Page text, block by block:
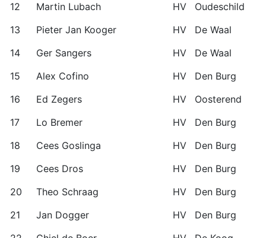
12
Martin Lubach HV
Oudeschild
13
Pieter Jan Kooger HV
De Waal
14
Ger Sangers HV
De Waal
15
Alex Cofino HV
Den Burg
16
Ed Zegers HV
Oosterend
17
Lo Bremer HV
Den Burg
18
Cees Goslinga HV
Den Burg
19
Cees Dros HV
Den Burg
20
Theo Schraag HV
Den Burg
21
Jan Dogger HV
Den Burg